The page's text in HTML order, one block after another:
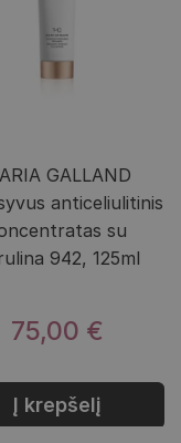
GALLAND
anticeliulitinis
su
942, 125ml
75,00 €
Į krepšelį